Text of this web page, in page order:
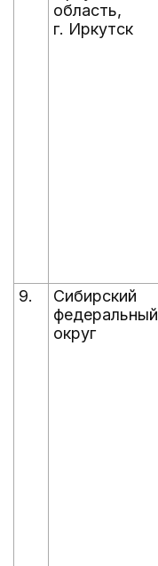
область,
г. Иркутск
9.
Сибирский
федеральный
округ